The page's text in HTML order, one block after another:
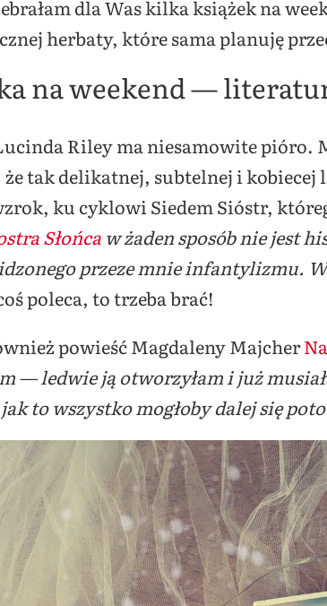
dla Was kilka książek na
herbaty, które sama planuję
na weekend —
Riley ma niesamowite pióro.
że tak delikatnej, subtelnej i
ku cyklowi Siedem Sióstr,
Słońca w żaden sposób nie jest
przeze mnie infantylizmu.
poleca, to trzeba brać!
powieść Magdaleny Majcher
— ledwie ją otworzyłam i już
to wszystko mogłoby dalej się